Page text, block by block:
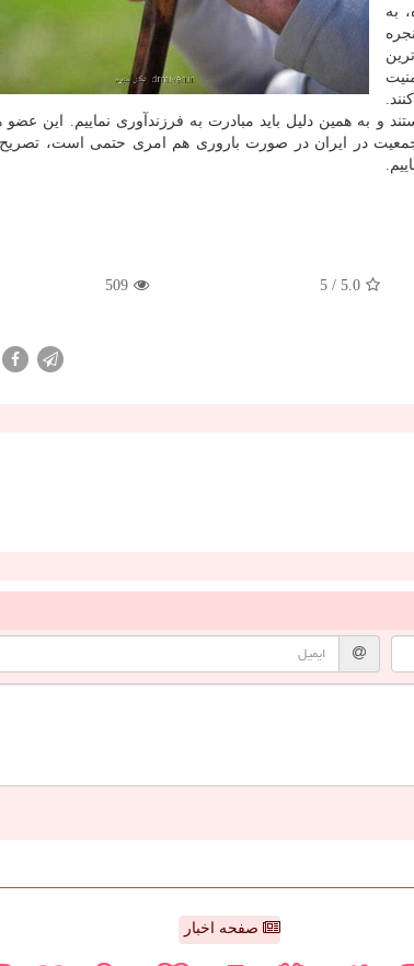
به
سالخورده هستند و به همین دلیل باید مبادرت به فرزندآوری نماییم. این
جمعیت در ایران در صورت باروری هم امری حتمی است،
5.0
/ 5
509
صفحه اخبار